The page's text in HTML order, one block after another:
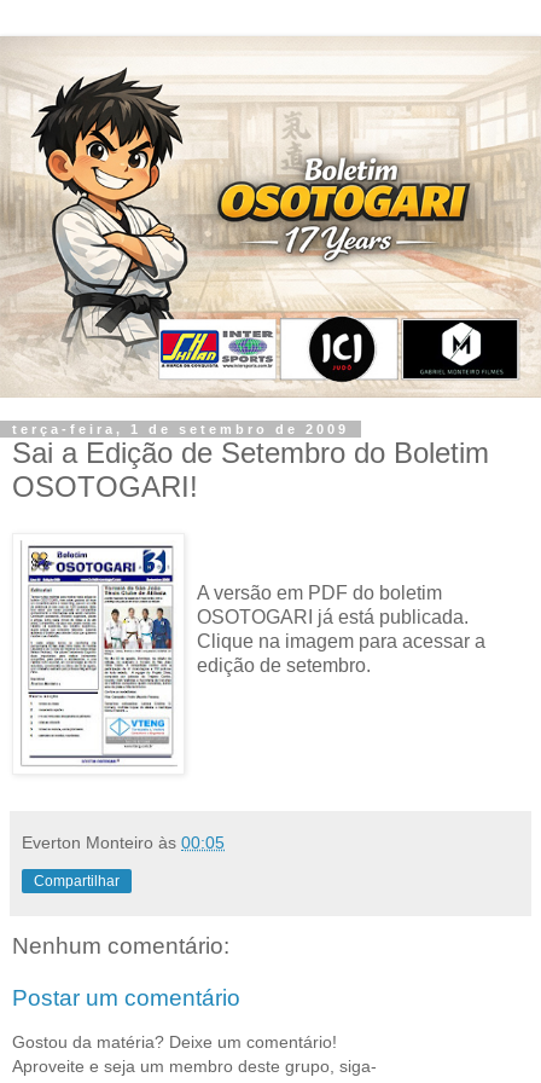
terça-feira, 1 de setembro de 2009
Sai a Edição de Setembro do Boletim
OSOTOGARI!
A versão em PDF do boletim
OSOTOGARI já está publicada.
Clique na imagem para acessar a
edição de setembro.
Everton Monteiro às 00:05
Compartilhar
Nenhum comentário:
Postar um comentário
Gostou da matéria? Deixe um comentário!
Aproveite e seja um membro deste grupo, siga-